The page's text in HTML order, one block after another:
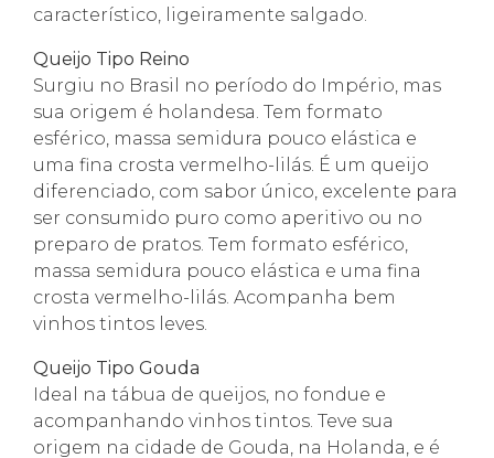
característico, ligeiramente salgado.
Queijo Tipo Reino
Surgiu no Brasil no período do Império, mas
sua origem é holandesa. Tem formato
esférico, massa semidura pouco elástica e
uma fina crosta vermelho-lilás. É um queijo
diferenciado, com sabor único, excelente para
ser consumido puro como aperitivo ou no
preparo de pratos. Tem formato esférico,
massa semidura pouco elástica e uma fina
crosta vermelho-lilás. Acompanha bem
vinhos tintos leves.
Queijo Tipo Gouda
Ideal na tábua de queijos, no fondue e
acompanhando vinhos tintos. Teve sua
origem na cidade de Gouda, na Holanda, e é